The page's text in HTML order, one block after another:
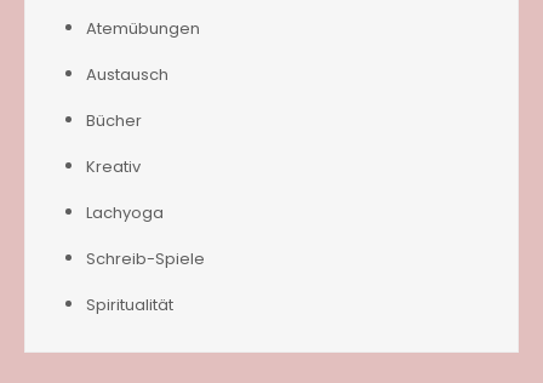
Atemübungen
Austausch
Bücher
Kreativ
Lachyoga
Schreib-Spiele
Spiritualität